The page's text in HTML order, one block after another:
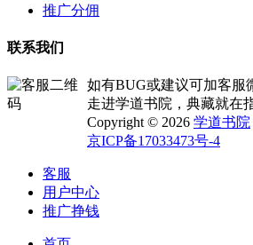
推广分佣
联系我们
如有BUG或建议可加客服
走进学道书院，典藏就在
Copyright © 2026 学道书院
京ICP备17033473号-4
客服
用户中心
推广挣钱